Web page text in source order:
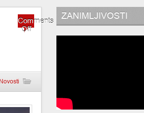
Comments
Offon
Dr.med.Hašim
Udruge
za
u
ZANIMLJIVOSTI